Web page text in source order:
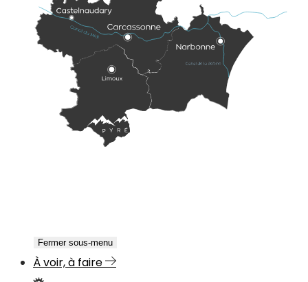
Fermer sous-menu
À voir, à faire